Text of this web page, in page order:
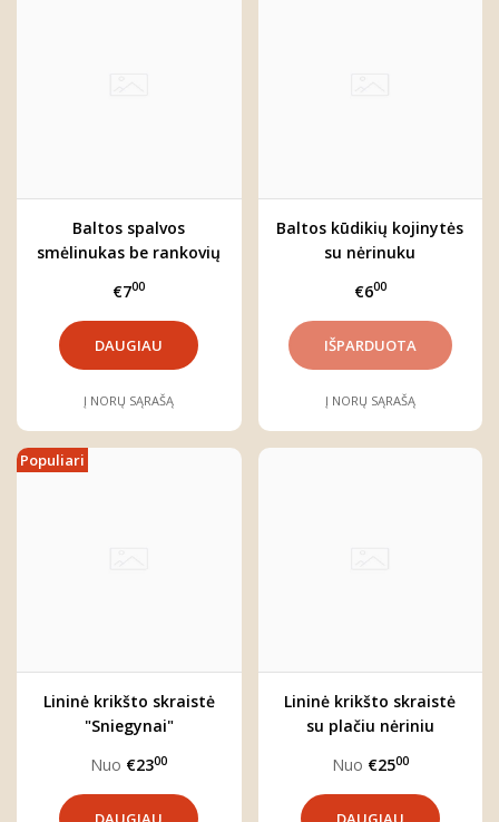
Baltos spalvos
smėlinukas be rankovių
€700
DAUGIAU
Į NORŲ SĄRAŠĄ
Baltos kūdikių kojinytės
su nėrinuku
€600
Į NORŲ SĄRAŠĄ
Populiari
Lininė krikšto skraistė
"Sniegynai"
Nuo €2300
Lininė krikšto skraistė
su plačiu nėriniu
Nuo €2500